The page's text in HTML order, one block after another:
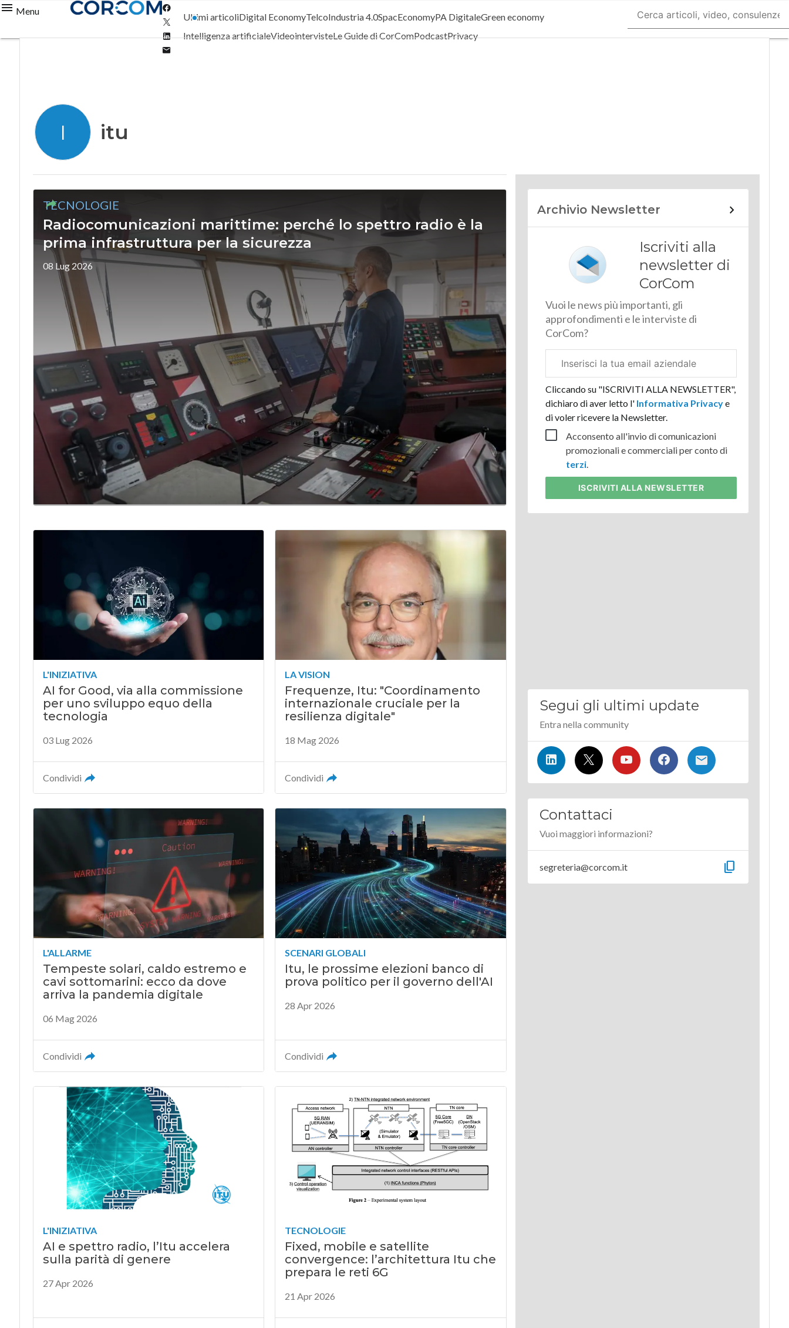
Menu
Twitter
Linkedin
Ultimi articoliDigital EconomyTelcoIndustria 4.0SpacEconomyPA DigitaleGreen economy
Intelligenza artificialeVideointervisteLe Guide di CorComPodcastPrivacy
I itu
TECNOLOGIE
Radiocomunicazioni marittime: perché lo spettro radio è la
prima infrastruttura per la sicurezza
08 Lug 2026
L'INIZIATIVA
AI for Good, via alla commissione
per uno sviluppo equo della
tecnologia
03 Lug 2026
Condividi
LA VISION
Frequenze, Itu: "Coordinamento
internazionale cruciale per la
resilienza digitale"
18 Mag 2026
Condividi
L'ALLARME
Tempeste solari, caldo estremo e
cavi sottomarini: ecco da dove
arriva la pandemia digitale
06 Mag 2026
Condividi
SCENARI GLOBALI
Itu, le prossime elezioni banco di
prova politico per il governo dell'AI
28 Apr 2026
Condividi
L'INIZIATIVA
AI e spettro radio, l’Itu accelera
sulla parità di genere
27 Apr 2026
TECNOLOGIE
Fixed, mobile e satellite
convergence: l’architettura Itu che
prepara le reti 6G
21 Apr 2026
Archivio Newsletter
Iscriviti alla
newsletter di
CorCom
Vuoi le news più importanti, gli
approfondimenti e le interviste di
CorCom?
aziendale
Cliccando su "ISCRIVITI ALLA NEWSLETTER",
dichiaro di aver letto l'Informativa Privacye
di voler ricevere la Newsletter.
Acconsento all'invio di comunicazioni
promozionali e commerciali per conto di
terzi.
ISCRIVITI ALLA NEWSLETTER
Segui gli ultimi update
Entra nella community
Contattaci
Vuoi maggiori informazioni?
segreteria@corcom.it content_copy